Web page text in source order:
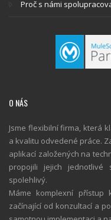
Proč s námi
O NÁS
Jsme flexibilní firma, která
a kvalitu odvedené práce.
aplikací založených na
propojili jejich
spolehlivý.
Máme komplexní přístup
začínající od konzultací a